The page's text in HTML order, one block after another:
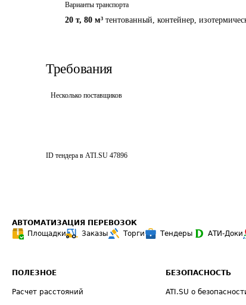
Варианты транспорта
20 т, 80 м³ тентованный, контейнер,
Требования
Несколько поставщиков
ID тендера в ATI.SU 47896
АВТОМАТИЗАЦИЯ ПЕРЕВОЗОК
Площадки
Заказы Торги Тендеры АТИ-Доки
ПОЛЕЗНОЕ
Расчет расстояний
БЕЗОПАСНОСТЬ
ATI.SU о